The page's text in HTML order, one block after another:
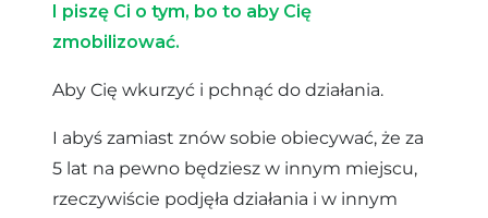
I piszę Ci o tym, bo to aby Cię
zmobilizować.
Aby Cię wkurzyć i pchnąć do działania.
I abyś zamiast znów sobie obiecywać, że za
5 lat na pewno będziesz w innym miejscu,
rzeczywiście podjęła działania i w innym